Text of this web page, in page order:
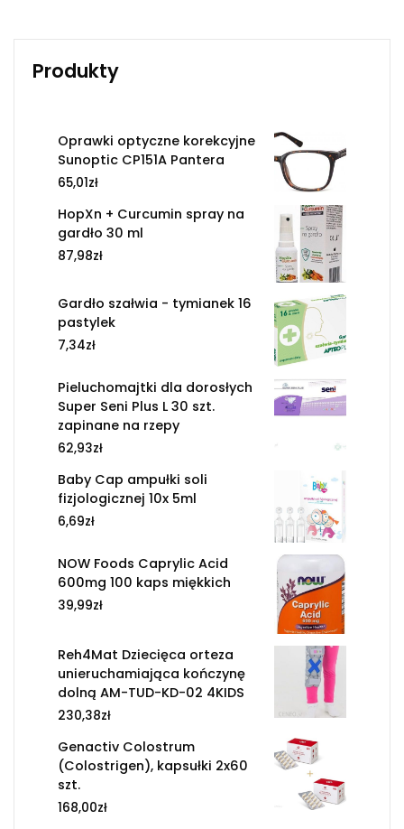
Produkty
Oprawki optyczne korekcyjne
Sunoptic CP151A Pantera
65,01zł
HopXn + Curcumin spray na
gardło 30 ml
87,98zł
Gardło szałwia - tymianek 16
pastylek
7,34zł
Pieluchomajtki dla dorosłych
Super Seni Plus L 30 szt.
zapinane na rzepy
62,93zł
Baby Cap ampułki soli
fizjologicznej 10x 5ml
6,69zł
NOW Foods Caprylic Acid
600mg 100 kaps miękkich
39,99zł
Reh4Mat Dziecięca orteza
unieruchamiająca kończynę
dolną AM-TUD-KD-02 4KIDS
230,38zł
Genactiv Colostrum
(Colostrigen), kapsułki 2x60
szt.
168,00zł